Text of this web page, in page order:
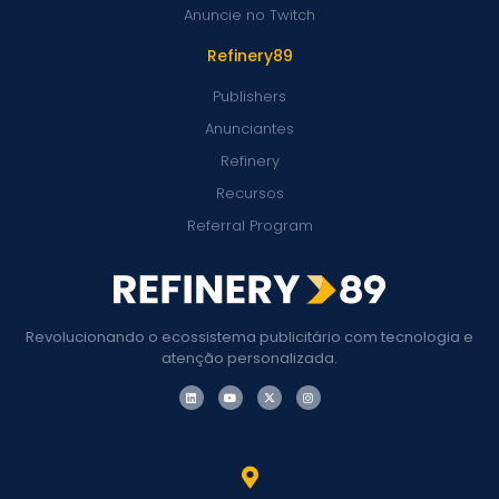
Revolucionando o ecossistema publicitário com tecnologia e
atenção personalizada.
Refinery89
Publishers
Anunciantes
Refinery
Recursos
Referral Program
Anuncie no Twitch